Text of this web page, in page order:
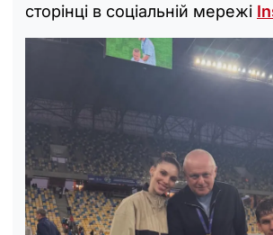
сторінці в соціальній мережі